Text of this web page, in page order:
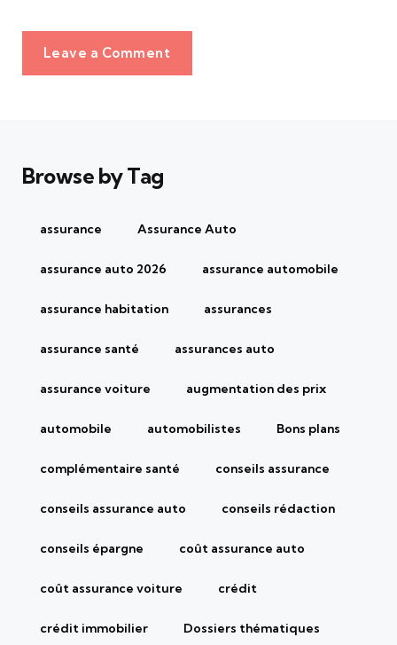
Leave a Comment
Browse by Tag
assurance Assurance Auto
assurance auto 2026 assurance automobile
assurance habitation assurances
assurance santé assurances auto
assurance voiture augmentation des prix
automobile automobilistes Bons plans
complémentaire santé conseils assurance
conseils assurance auto conseils rédaction
conseils épargne coût assurance auto
coût assurance voiture crédit
crédit immobilier Dossiers thématiques